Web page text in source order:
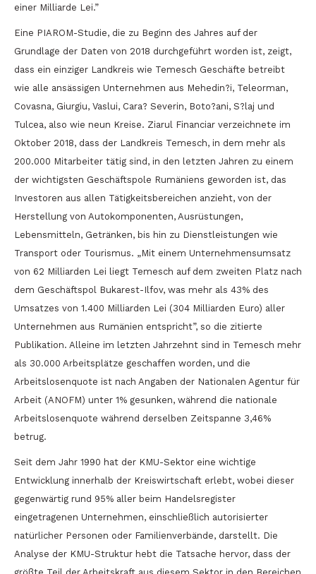
einer Milliarde Lei.”
Eine PIAROM-Studie, die zu Beginn des Jahres auf der
Grundlage der Daten von 2018 durchgeführt worden ist, zeigt,
dass ein einziger Landkreis wie Temesch Geschäfte betreibt
wie alle ansässigen Unternehmen aus Mehedin?i, Teleorman,
Covasna, Giurgiu, Vaslui, Cara? Severin, Boto?ani, S?laj und
Tulcea, also wie neun Kreise. Ziarul Financiar verzeichnete im
Oktober 2018, dass der Landkreis Temesch, in dem mehr als
200.000 Mitarbeiter tätig sind, in den letzten Jahren zu einem
der wichtigsten Geschäftspole Rumäniens geworden ist, das
Investoren aus allen Tätigkeitsbereichen anzieht, von der
Herstellung von Autokomponenten, Ausrüstungen,
Lebensmitteln, Getränken, bis hin zu Dienstleistungen wie
Transport oder Tourismus. „Mit einem Unternehmensumsatz
von 62 Milliarden Lei liegt Temesch auf dem zweiten Platz nach
dem Geschäftspol Bukarest-Ilfov, was mehr als 43% des
Umsatzes von 1.400 Milliarden Lei (304 Milliarden Euro) aller
Unternehmen aus Rumänien entspricht”, so die zitierte
Publikation. Alleine im letzten Jahrzehnt sind in Temesch mehr
als 30.000 Arbeitsplätze geschaffen worden, und die
Arbeitslosenquote ist nach Angaben der Nationalen Agentur für
Arbeit (ANOFM) unter 1% gesunken, während die nationale
Arbeitslosenquote während derselben Zeitspanne 3,46%
betrug.
Seit dem Jahr 1990 hat der KMU-Sektor eine wichtige
Entwicklung innerhalb der Kreiswirtschaft erlebt, wobei dieser
gegenwärtig rund 95% aller beim Handelsregister
eingetragenen Unternehmen, einschließlich autorisierter
natürlicher Personen oder Familienverbände, darstellt. Die
Analyse der KMU-Struktur hebt die Tatsache hervor, dass der